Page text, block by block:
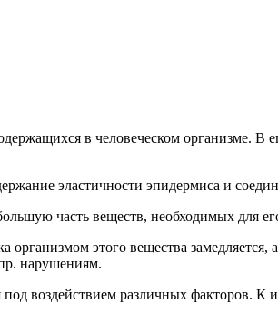
в человеческом организме.
эластичности эпидермиса и
часть веществ, необходимых для
организмом этого вещества
нарушениям.
воздействием различных факторов. К